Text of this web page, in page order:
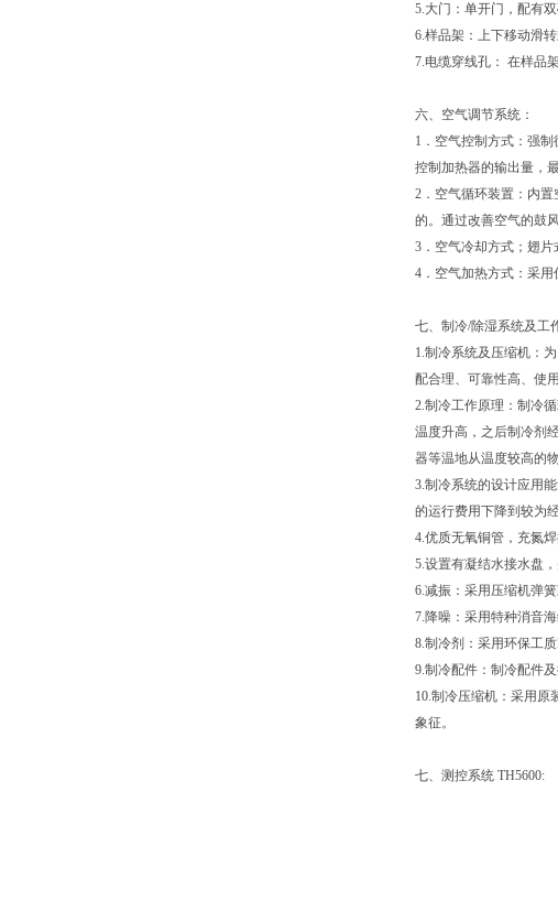
5.大门：单开门，配有
6.样品架：上下移动滑
7.电缆穿线孔： 在样品
六、空气调节系统：
1．空气控制方式：强
控制加热器的输出量，
2．空气循环装置：内
的。通过改善空气的鼓
3．空气冷却方式；翅片
4．空气加热方式：采用
七、制冷/除湿系统及工
1.制冷系统及压缩机：
配合理、可靠性高、使
2.制冷工作原理：制冷
温度升高，之后制冷剂
器等温地从温度较高的
3.制冷系统的设计应用
的运行费用下降到较为
4.优质无氧铜管，充氮焊
5.设置有凝结水接水盘，
6.减振：采用压缩机弹簧
7.降噪：采用特种消音海
8.制冷剂：采用环保工质
9.制冷配件：制冷配件
10.制冷压缩机：采用原
象征。
七、测控系统 TH5600: